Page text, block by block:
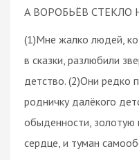
А ВОРОБЬЁВ СТЕКЛО
(1)Мне жалко людей,
в сказки, разлюбили
детство. (2)Они редко
родничку далёкого
обыденности,
сердце, и туман